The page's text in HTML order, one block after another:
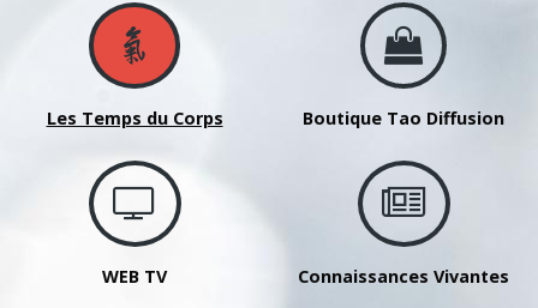
Les Temps du Corps Boutique Tao Diffusion
WEB TV Connaissances Vivantes